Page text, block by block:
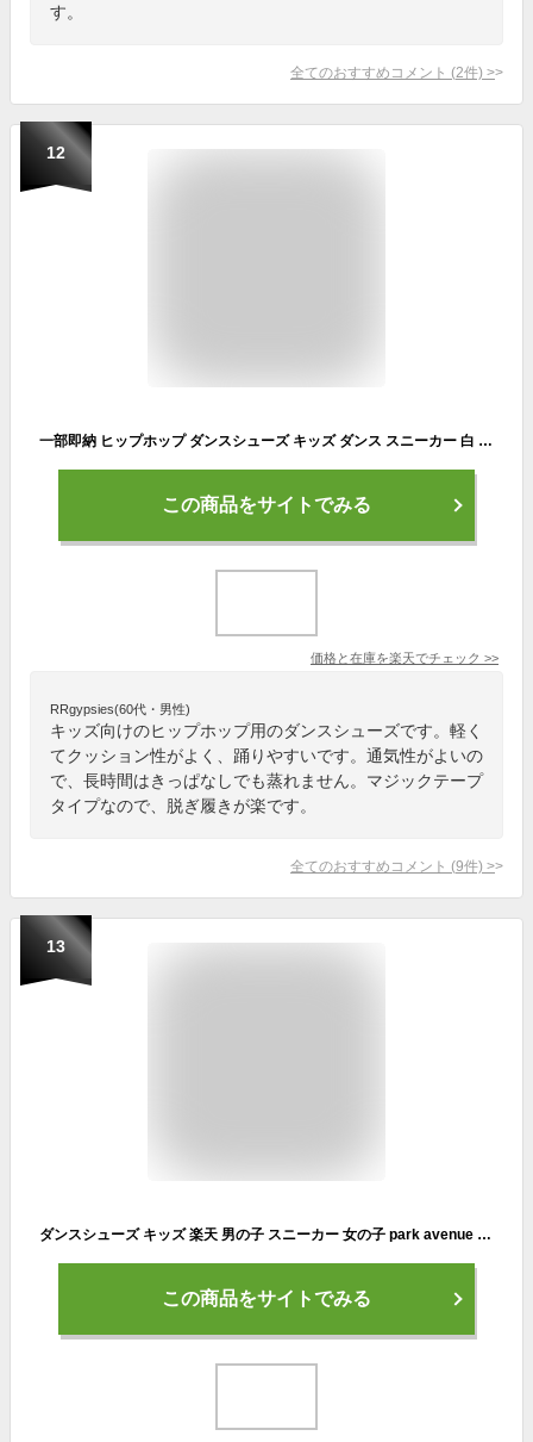
す。
全てのおすすめコメント (2件) >
12
一部即納 ヒップホップ ダンスシューズ キッズ ダンス スニーカー 白 黒 ダンススニーカー メッシュ ローカット 幅広 甲高 韓国 K-POP 靴 子供 チアダンス 大人 ダンス靴 チアシューズ 疲れない 軽量 シューズ レディース テープ型 発表会 レッスン ブラック ホワイト
この商品をサイトでみる
価格と在庫を楽天でチェック >>
RRgypsies(60代・男性)
キッズ向けのヒップホップ用のダンスシューズです。軽く
てクッション性がよく、踊りやすいです。通気性がよいの
で、長時間はきっぱなしでも蒸れません。マジックテープ
タイプなので、脱ぎ履きが楽です。
全てのおすすめコメント (9件) >
13
ダンスシューズ キッズ 楽天 男の子 スニーカー 女の子 park avenue パークアベニュー 白 黒 ジュニア 19cm 20cm 21cm 22cm 23cm PA-8132 ハイカット おしゃれ 靴 シューズ ホワイト ブラック
この商品をサイトでみる